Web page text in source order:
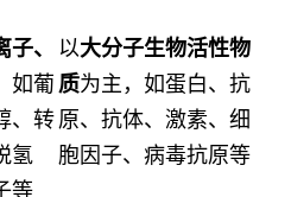
、
如葡
、转
氢
等
以大分子生物活性物
质为主，如蛋白、抗
原、抗体、激素、细
胞因子、病毒抗原等